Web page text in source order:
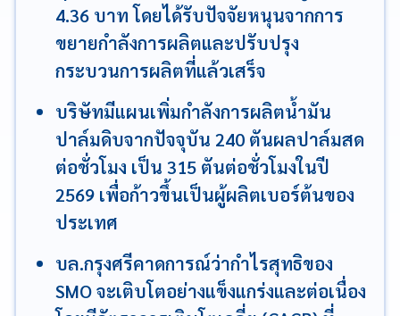
4.36 บาท โดยได้รับปัจจัยหนุนจากการ
ขยายกำลังการผลิตและปรับปรุง
กระบวนการผลิตที่แล้วเสร็จ
บริษัทมีแผนเพิ่มกำลังการผลิตน้ำมัน
ปาล์มดิบจากปัจจุบัน 240 ตันผลปาล์มสด
ต่อชั่วโมง เป็น 315 ตันต่อชั่วโมงในปี
2569 เพื่อก้าวขึ้นเป็นผู้ผลิตเบอร์ต้นของ
ประเทศ
บล.กรุงศรีคาดการณ์ว่ากำไรสุทธิของ
SMO จะเติบโตอย่างแข็งแกร่งและต่อเนื่อง